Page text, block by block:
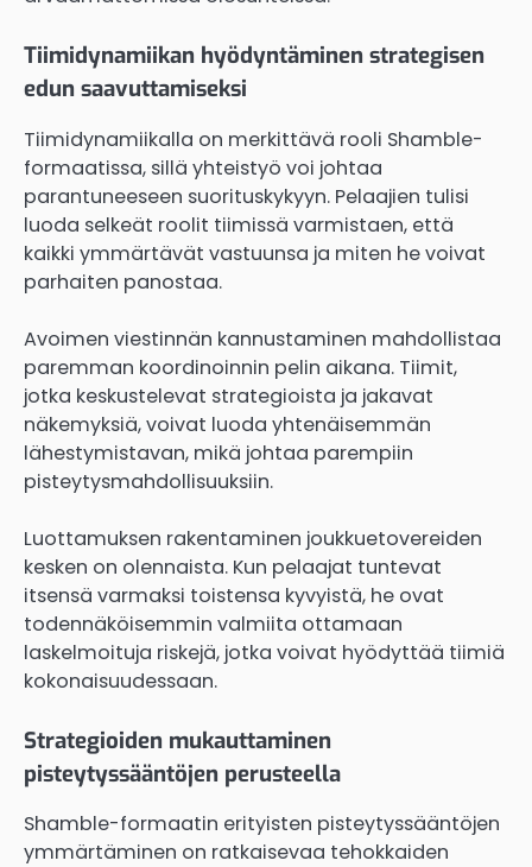
Tiimidynamiikan hyödyntäminen strategisen
edun saavuttamiseksi
Tiimidynamiikalla on merkittävä rooli Shamble-
formaatissa, sillä yhteistyö voi johtaa
parantuneeseen suorituskykyyn. Pelaajien tulisi
luoda selkeät roolit tiimissä varmistaen, että
kaikki ymmärtävät vastuunsa ja miten he voivat
parhaiten panostaa.
Avoimen viestinnän kannustaminen mahdollistaa
paremman koordinoinnin pelin aikana. Tiimit,
jotka keskustelevat strategioista ja jakavat
näkemyksiä, voivat luoda yhtenäisemmän
lähestymistavan, mikä johtaa parempiin
pisteytysmahdollisuuksiin.
Luottamuksen rakentaminen joukkuetovereiden
kesken on olennaista. Kun pelaajat tuntevat
itsensä varmaksi toistensa kyvyistä, he ovat
todennäköisemmin valmiita ottamaan
laskelmoituja riskejä, jotka voivat hyödyttää tiimiä
kokonaisuudessaan.
Strategioiden mukauttaminen
pisteytyssääntöjen perusteella
Shamble-formaatin erityisten pisteytyssääntöjen
ymmärtäminen on ratkaisevaa tehokkaiden